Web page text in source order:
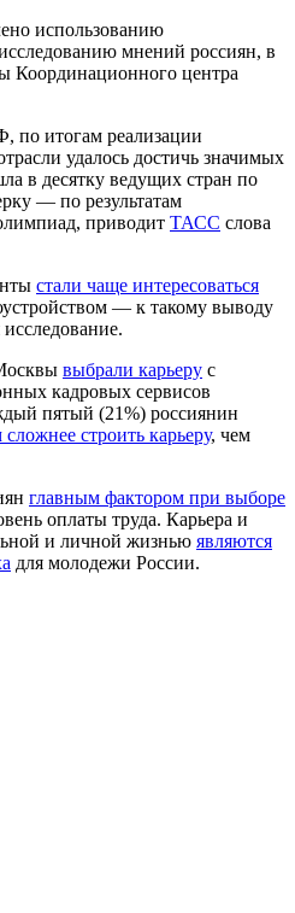
использованию
мнений россиян, в
Координационного центра
по итогам реализации
удалось достичь значимых
в десятку ведущих стран по
— по результатам
приводит ТАСС слова
стали чаще интересоваться
— к такому выводу
выбрали карьеру с
кадровых сервисов
пятый (21%) россиянин
строить карьеру, чем
главным фактором при выборе
оплаты труда. Карьера и
и личной жизнью являются
для молодежи России.